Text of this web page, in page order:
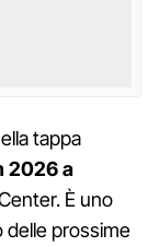
tappa
2026 a
È uno
delle prossime